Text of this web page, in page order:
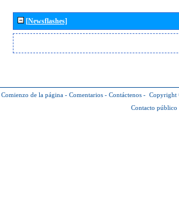
[Newsflashes]
Comienzo de la página - Comentarios - Contáctenos - Copyright
Contacto público